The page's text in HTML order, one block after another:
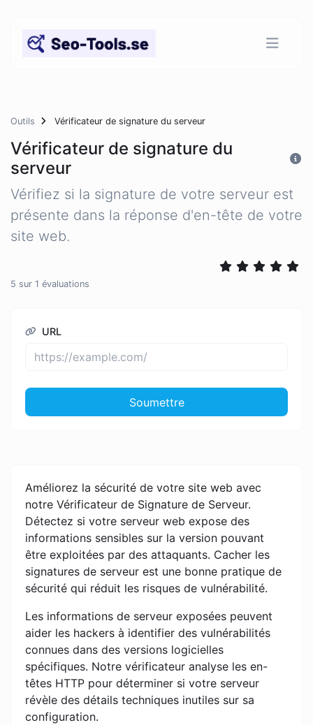
Outils Vérificateur de signature du serveur
Vérificateur de signature du
serveur
Vérifiez si la signature de votre serveur est
présente dans la réponse d'en-tête de votre
site web.
5 sur 1 évaluations
URL
Soumettre
Améliorez la sécurité de votre site web avec
notre Vérificateur de Signature de Serveur.
Détectez si votre serveur web expose des
informations sensibles sur la version pouvant
être exploitées par des attaquants. Cacher les
signatures de serveur est une bonne pratique de
sécurité qui réduit les risques de vulnérabilité.
Les informations de serveur exposées peuvent
aider les hackers à identifier des vulnérabilités
connues dans des versions logicielles
spécifiques. Notre vérificateur analyse les en-
têtes HTTP pour déterminer si votre serveur
révèle des détails techniques inutiles sur sa
configuration.